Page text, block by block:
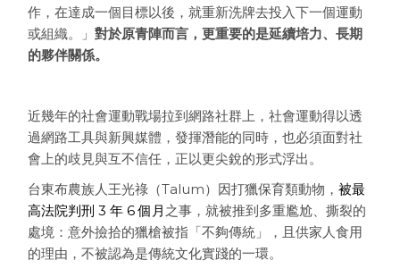
作，在達成一個目標以後，就重新洗牌去投入下一個運動
或組織。」對於原青陣而言，更重要的是延續培力、長期
的夥伴關係。
近幾年的社會運動戰場拉到網路社群上，社會運動得以透
過網路工具與新興媒體，發揮潛能的同時，也必須面對社
會上的歧見與互不信任，正以更尖銳的形式浮出。
台東布農族人王光祿（Talum）因打獵保育類動物，被最
高法院判刑 3 年 6 個月 之事，就被推到多重尷尬、撕裂的
處境：意外撿拾的獵槍被指「不夠傳統」，且供家人食用
的理由，不被認為是傳統文化實踐的一環。